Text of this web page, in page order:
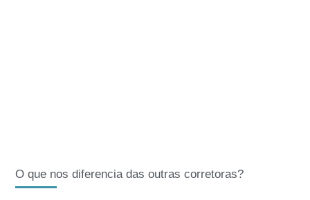
O que nos diferencia das outras corretoras?